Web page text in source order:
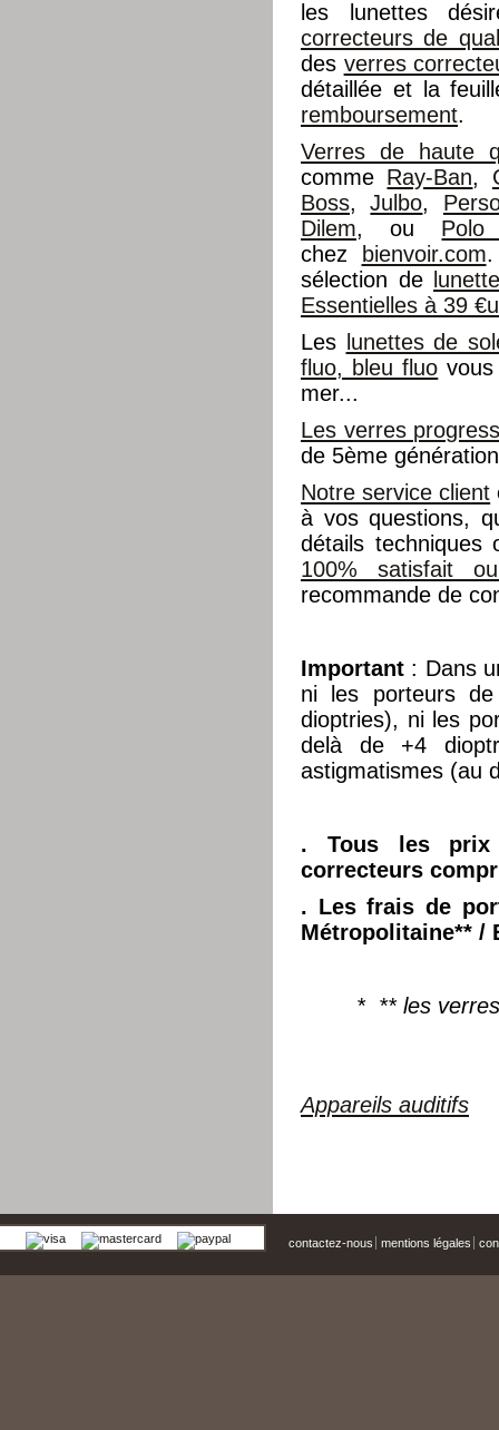
les lunettes
correcteurs de
des verres
détaillée et la
remboursement.
Verres de haute
comme Ray-Ban,
Boss,Julbo,
Dilem, ou
chez
bienvoir.com
sélection de
Essentielles à 39
Les
lunettes de
fluo, bleu fluo
mer...
Les verres
de 5ème
Notre service client
à vos questions,
détails
100% satisfait
recommande de
Important : Dans
ni les porteurs
dioptries), ni les
delà de +4
astigmatismes (au
. Tous les prix
correcteurs
. Les frais de
Métropolitaine** /
* ** les
Appareils auditifs
contactez-nous mentions légales